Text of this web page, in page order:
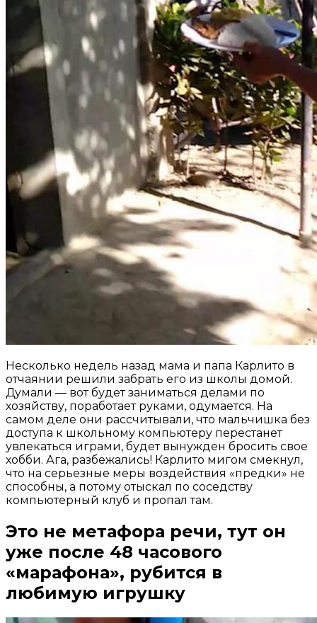
Несколько недель назад мама и папа Карлито в
отчаянии решили забрать его из школы домой.
Думали — вот будет заниматься делами по
хозяйству, поработает руками, одумается. На
самом деле они рассчитывали, что мальчишка без
доступа к школьному компьютеру перестанет
увлекаться играми, будет вынужден бросить свое
хобби. Ага, разбежались! Карлито мигом смекнул,
что на серьезные меры воздействия «предки» не
способны, а потому отыскал по соседству
компьютерный клуб и пропал там.
Это не метафора речи, тут он
уже после 48 часового
«марафона», рубится в
любимую игрушку